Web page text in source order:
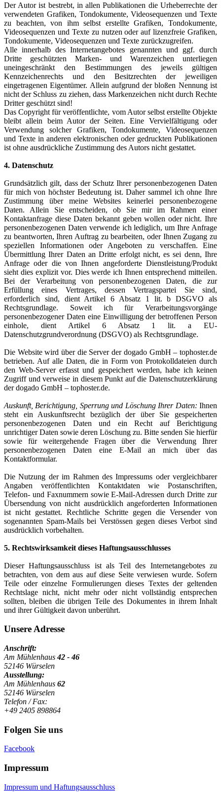
Der Autor ist bestrebt, in allen Publikationen die Urheberrechte der
verwendeten Grafiken, Tondokumente, Videosequenzen und Texte
zu beachten, von ihm selbst erstellte Grafiken, Tondokumente,
Videosequenzen und Texte zu nutzen oder auf lizenzfreie Grafiken,
Tondokumente, Videosequenzen und Texte zurückzugreifen.
Alle innerhalb des Internetangebotes genannten und ggf. durch
Dritte geschützten Marken- und Warenzeichen unterliegen
uneingeschränkt den Bestimmungen des jeweils gültigen
Kennzeichenrechts und den Besitzrechten der jeweiligen
eingetragenen Eigentümer. Allein aufgrund der bloßen Nennung ist
nicht der Schluss zu ziehen, dass Markenzeichen nicht durch Rechte
Dritter geschützt sind!
Das Copyright für veröffentlichte, vom Autor selbst erstellte Objekte
bleibt allein beim Autor der Seiten. Eine Vervielfältigung oder
Verwendung solcher Grafiken, Tondokumente, Videosequenzen
und Texte in anderen elektronischen oder gedruckten Publikationen
ist ohne ausdrückliche Zustimmung des Autors nicht gestattet.
4. Datenschutz
Grundsätzlich gilt, dass der Schutz Ihrer personenbezogenen Daten
für mich von höchster Bedeutung ist. Daher sammel ich ohne Ihre
Zustimmung über meine Websites keinerlei personenbezogene
Daten. Allein Sie entscheiden, ob Sie mir im Rahmen einer
Kontaktanfrage diese Daten bekannt geben wollen oder nicht. Ihre
personenbezogenen Daten verwende ich lediglich, um Ihre Anfrage
zu beantworten, Ihren Auftrag zu bearbeiten, oder Ihnen Zugang zu
speziellen Informationen oder Angeboten zu verschaffen. Eine
Übermittlung Ihrer Daten an Dritte erfolgt nicht, es sei denn, Ihre
Anfrage oder die von Ihnen angeforderte Dienstleistung/Produkt
sieht dies explizit vor. Dies werde ich Ihnen entsprechend mitteilen.
Bei der Verarbeitung von personenbezogenen Daten, die zur
Erfüllung eines Vertrages, dessen Vertragspartei Sie sind,
erforderlich sind, dient Artikel 6 Absatz 1 lit. b DSGVO als
Rechtsgrundlage. Soweit ich für Verarbeitungsvorgänge
personenbezogener Daten eine Einwilligung der betroffenen Person
einhole, dient Artikel 6 Absatz 1 lit. a EU-
Datenschutzgrundverordnung (DSGVO) als Rechtsgrundlage.
Die Website wird über die Server der dogado GmbH – tophoster.de
betrieben. Auf alle Daten, die in Form von Protokolldateien durch
den Web-Server erfasst und gespeichert werden, habe ich keinen
Zugriff und verweise in diesem Punkt auf die Datenschutzerklärung
der dogado GmbH – tophoster.de.
Auskunft, Berichtigung, Sperrung und Löschung Ihrer Daten: Ihnen
steht ein Auskunftsrecht bezüglich der über Sie gespeicherten
personenbezogenen Daten und ein Recht auf Berichtigung
unrichtiger Daten sowie deren Löschung zu. Bitte senden Sie hierfür
sowie für weitergehende Fragen über die Verwendung Ihrer
personenbezogenen Daten eine E-Mail an mich über das
Kontaktformular.
Die Nutzung der im Rahmen des Impressums oder vergleichbarer
Angaben veröffentlichten Kontaktdaten wie Postanschriften,
Telefon- und Faxnummern sowie E-Mail-Adressen durch Dritte zur
Übersendung von nicht ausdrücklich angeforderten Informationen
ist nicht gestattet. Rechtliche Schritte gegen die Versender von
sogenannten Spam-Mails bei Verstössen gegen dieses Verbot sind
ausdrücklich vorbehalten.
5. Rechtswirksamkeit dieses Haftungsausschlusses
Dieser Haftungsausschluss ist als Teil des Internetangebotes zu
betrachten, von dem aus auf diese Seite verwiesen wurde. Sofern
Teile oder einzelne Formulierungen dieses Textes der geltenden
Rechtslage nicht, nicht mehr oder nicht vollständig entsprechen
sollten, bleiben die übrigen Teile des Dokumentes in ihrem Inhalt
und ihrer Gültigkeit davon unberührt.
Unsere Adresse
Anschrift:
Am Mühlenhaus42 - 46
52146 Würselen
Ausstellung:
Am Mühlenhaus 62
52146 Würselen
Telefon / Fax:
+49 2405 898864
Folgen Sie uns
Facebook
Impressum
Impressum und Haftungsausschluss